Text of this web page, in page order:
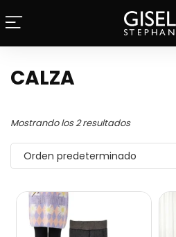
CALZA
Mostrando los 2 resultados
Orden predeterminado